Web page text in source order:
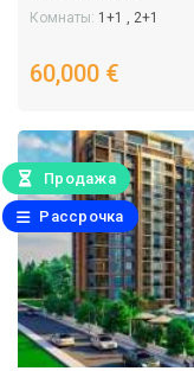
Комнаты: 1+1 , 2+1
60,000 €
Продажа
Рассрочка